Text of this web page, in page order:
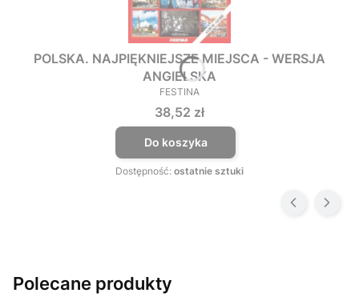
POLSKA. NAJPIĘKNIEJSZE MIEJSCA - WERSJA
ANGIELSKA
PRODUCENT
FESTINA
Cena
38,52 zł
Do koszyka
Dostępność: ostatnie sztuki
Polecane produkty